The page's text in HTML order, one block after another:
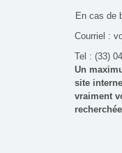
En cas de
Courriel :
Tel : (33)
Un
site
vraiment